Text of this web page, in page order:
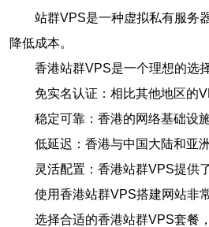
站群VPS是一种虚拟私有服务
降低成本。
香港站群VPS是一个理想的选
免实名认证：相比其他地区的
稳定可靠：香港的网络基础设
低延迟：香港与中国大陆和亚
灵活配置：香港站群VPS提供
使用香港站群VPS搭建网站非
选择合适的香港站群VPS套餐